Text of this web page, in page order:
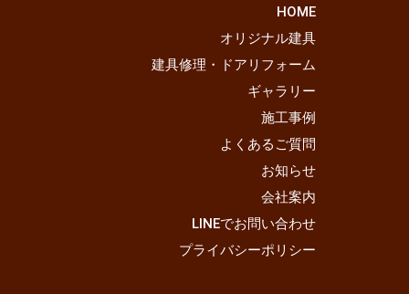
HOME
オリジナル建具
建具修理・ドアリフォーム
ギャラリー
施工事例
よくあるご質問
お知らせ
会社案内
LINEでお問い合わせ
プライバシーポリシー